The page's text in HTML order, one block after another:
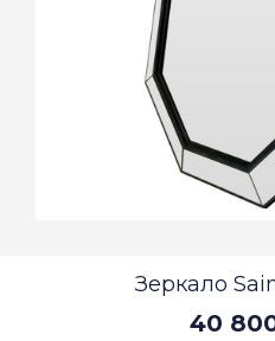
Зеркало
40